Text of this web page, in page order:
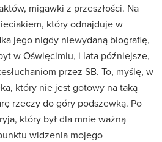
migawki z przeszłości. Na
który odnajduje w
jego nigdy niewydaną biografię,
w Oświęcimiu, i lata późniejsze,
przez SB. To, myślę, w
który nie jest gotowy na taką
rzeczy do góry podszewką. Po
który był dla mnie ważną
widzenia mojego